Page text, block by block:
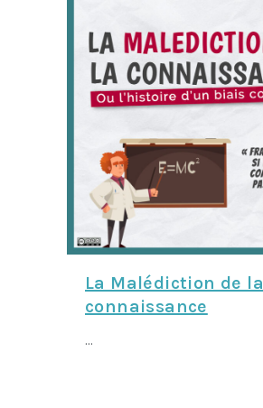
La Malédiction de la
connaissance
...